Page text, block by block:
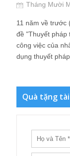
Tháng Mười
11 năm về trước
đề "Thuyết pháp
công việc của
dụng thuyết pháp
Quà tặng